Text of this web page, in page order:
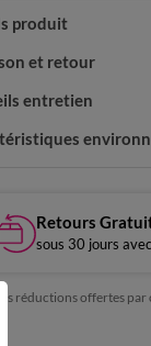
produit
et retour
entretien
Retours
sous 30 jours
réductions offertes